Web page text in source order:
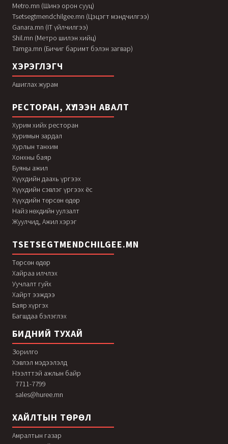
Metro.mn (Шинэ орон сууц)
Tsetsegtmendchilgee.mn (Цэцэгт мэндчилгээ)
Ganara.mn (IT үйлчилгээ)
Shil.mn (Метро шилэн хийц)
Tamga.mn (Бичиг баримт бэлэн загвар)
ХЭРЭГЛЭГЧ
Ашиглах журам
РЕСТОРАН, ХҮЛЭЭН АВАЛТ
Хурим хийх ресторан
Хуримын зардал
Хурлын танхим
Хонхны баяр
Буяны ажил
Хүүхдийн даахь үргээх
Хүүхдийн сэвлэг үргээх ёс
Хүүхдийн төрсөн өдөр
Найз нөхдийн уулзалт
Жуулчид, Ажил хэрэг
TSETSEGTMENDCHILGEE.MN
Төрсөн өдөр
Хайраа илчлэх
Уучлалт гуйх
Хайрт ээждээ
Баяр хүргэх
Багшдаа бэлэглэх
БИДНИЙ ТУХАЙ
Зорилго
Хэвлэл мэдээлэлд
Нээлттэй ажлын байр
7711-7799
sales@huree.mn
ХАЙЛТЫН ТӨРӨЛ
Амралтын газар